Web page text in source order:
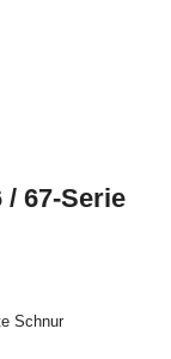
/ 67-Serie
Schnur